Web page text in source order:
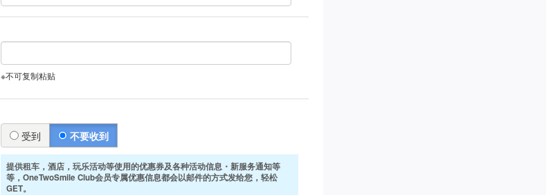
※不可复制粘贴
受到 不要收到
提供租车，酒店，玩乐活动等使用的优惠券及各种活动信息・新服务通知等
等，OneTwoSmile Club会员专属优惠信息都会以邮件的方式发给您，轻松
GET。